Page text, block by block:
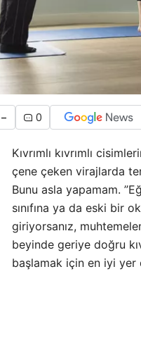
- 0
Kıvrımlı kıvrımlı
çene çeken virajlarda
Bunu asla yapamam.
sınıfına ya da eski bir
giriyorsanız,
beyinde geriye doğru
başlamak için en iyi yer